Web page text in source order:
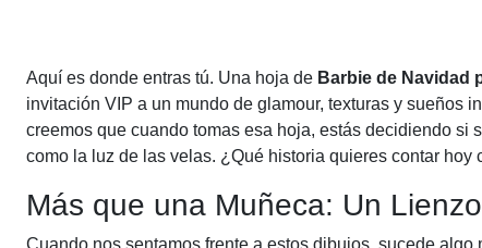
Aquí es donde entras tú. Una hoja de Barbie de Navidad
invitación VIP a un mundo de glamour, texturas y sueños
creemos que cuando tomas esa hoja, estás decidiendo si
como la luz de las velas. ¿Qué historia quieres contar hoy
Más que una Muñeca: Un
Cuando nos sentamos frente a estos dibujos, sucede algo